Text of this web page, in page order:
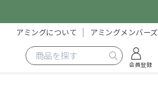
アミングについて アミングメンバーズ
会員登録